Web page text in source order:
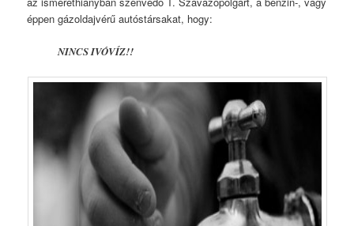
éppen gázoldajvérű autóstársakat, hogy:
NINCS IVÓVÍZ!!